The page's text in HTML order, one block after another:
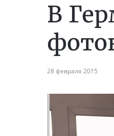
В
28 февраля 2015